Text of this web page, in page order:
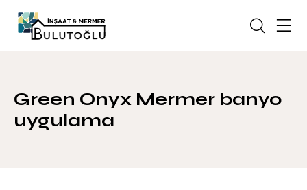
Green Onyx Mermer banyo
uygulama